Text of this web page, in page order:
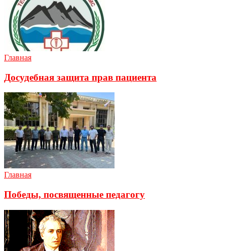
Главная
Досудебная защита прав пациента
Главная
Победы, посвященные педагогу